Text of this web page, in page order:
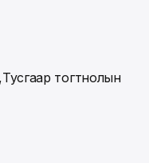
тогтнолын